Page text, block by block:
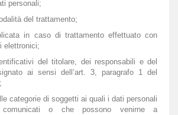
personali;
del trattamento;
in caso di trattamento effettuato con
elettronici;
del titolare, dei responsabili e del
ai sensi dell’art. 3, paragrafo 1 del
categorie di soggetti ai quali i dati personali
comunicati o che possono venirne a